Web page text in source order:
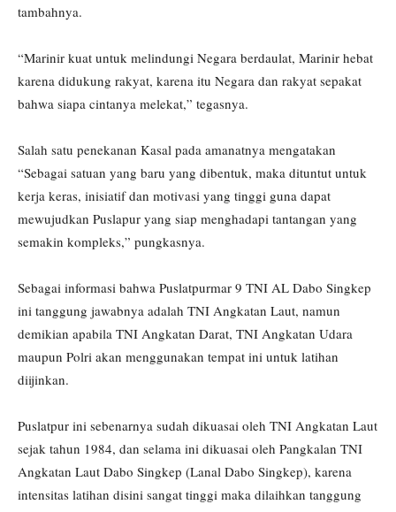
tambahnya.
“Marinir kuat untuk melindungi Negara berdaulat, Marinir hebat
karena didukung rakyat, karena itu Negara dan rakyat sepakat
bahwa siapa cintanya melekat,” tegasnya.
Salah satu penekanan Kasal pada amanatnya mengatakan
“Sebagai satuan yang baru yang dibentuk, maka dituntut untuk
kerja keras, inisiatif dan motivasi yang tinggi guna dapat
mewujudkan Puslapur yang siap menghadapi tantangan yang
semakin kompleks,” pungkasnya.
Sebagai informasi bahwa Puslatpurmar 9 TNI AL Dabo Singkep
ini tanggung jawabnya adalah TNI Angkatan Laut, namun
demikian apabila TNI Angkatan Darat, TNI Angkatan Udara
maupun Polri akan menggunakan tempat ini untuk latihan
diijinkan.
Puslatpur ini sebenarnya sudah dikuasai oleh TNI Angkatan Laut
sejak tahun 1984, dan selama ini dikuasai oleh Pangkalan TNI
Angkatan Laut Dabo Singkep (Lanal Dabo Singkep), karena
intensitas latihan disini sangat tinggi maka dilaihkan tanggung